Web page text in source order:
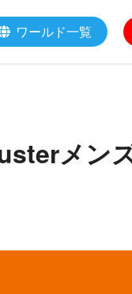
ワールド一覧
メン